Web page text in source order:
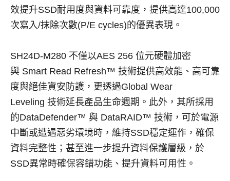
效提升SSD耐用度與資料可靠度，提供高達100,000
次寫入/抹除次數(P/E cycles)的優異表現。
SH24D-M280 不僅以AES 256 位元硬體加密
與 Smart Read Refresh™ 技術提供高效能、高可靠
度與絕佳資安防護，更透過Global Wear
Leveling 技術延長產品生命週期。此外，其所採用
的DataDefender™ 與 DataRAID™ 技術，可於電源
中斷或遭遇惡劣環境時，維持SSD穩定運作，確保
資料完整性；甚至進一步提升資料保護層級，於
SSD異常時確保容錯功能、提升資料可用性。